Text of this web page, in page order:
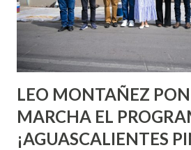
experimentarlo, pero como
experiencia te dirá, siempre es
son suficientemen...
LEO MONTAÑEZ
MARCHA EL
¡AGUASCALIENTES